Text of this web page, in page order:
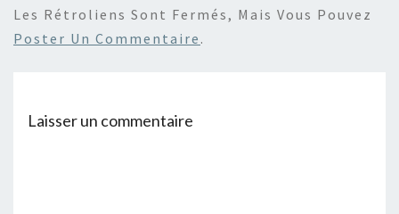
Les Rétroliens Sont Fermés, Mais Vous Pouvez
Poster Un Commentaire .
Laisser un commentaire